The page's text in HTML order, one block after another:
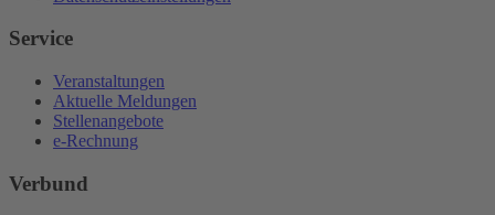
Service
Veranstaltungen
Aktuelle Meldungen
Stellenangebote
e-Rechnung
Verbund